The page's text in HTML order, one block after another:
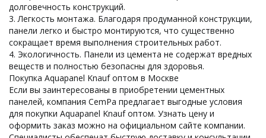
долговечность конструкций.
3. Легкость монтажа. Благодаря продуманной конструкции,
панели легко и быстро монтируются, что существенно
сокращает время выполнения строительных работ.
4. Экологичность. Панели из цемента не содержат вредных
веществ и полностью безопасны для здоровья.
Покупка Aquapanel Knauf оптом в Москве
Если вы заинтересованы в приобретении цементных
панелей, компания CemPa предлагает выгодные условия
для покупки Aquapanel Knauf оптом. Узнать цену и
оформить заказ можно на официальном сайте компании.